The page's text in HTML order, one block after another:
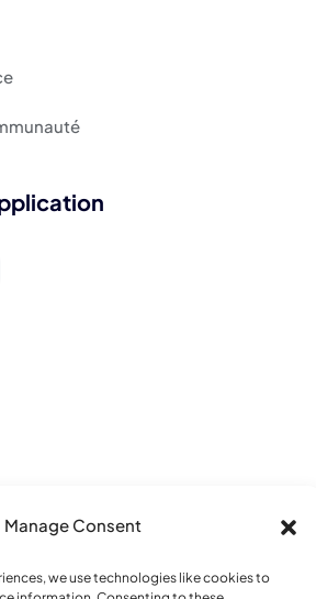
Manage Consent
we use technologies like cookies to
, Tous droits réservés, Alle Rechte
todos los derechos | 2026